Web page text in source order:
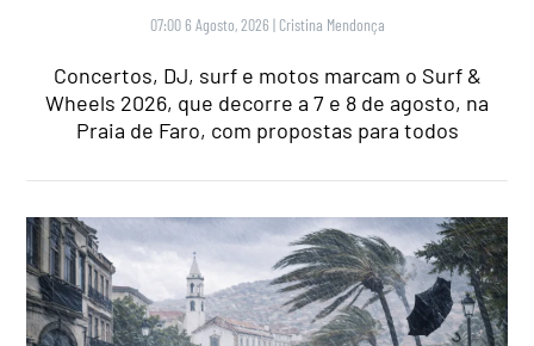
07:00 6 Agosto, 2026 | Cristina Mendonça
Concertos, DJ, surf e motos marcam o Surf &
Wheels 2026, que decorre a 7 e 8 de agosto, na
Praia de Faro, com propostas para todos